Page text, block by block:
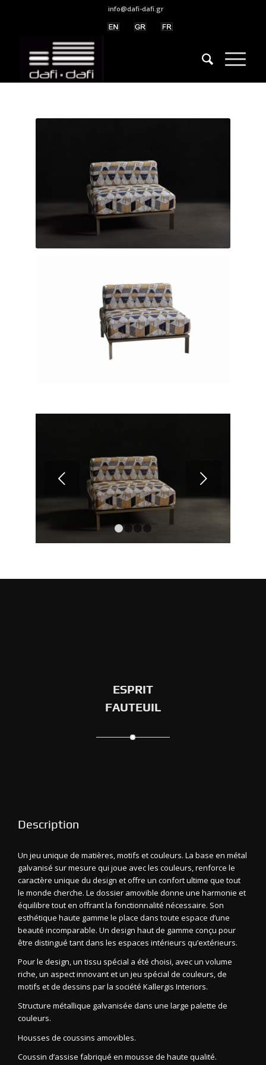
info@dafi-dafi.gr
Suivant
ESPRIT
FAUTEUIL
Description
Un jeu unique de matières, motifs et couleurs. La base en métal
galvanisé sur mesure qui joue avec les couleurs, renforce le
caractère unique du design et offre un confort ultime que tout
le monde cherche. Le dossier amovible donne une harmonie et
équilibre tout en offrant la fonctionnalité nécessaire. Son
esthétique haute gamme le place dans toute espace d’une
beauté incomparable. Un design haut de gamme conçu pour
être distingué tant dans les espaces intérieurs qu’extérieurs.
Pour le design, un tissu spécial a été choisi, avec un volume
riche, un aspect innovant et un jeu spécial de couleurs, de
motifs et de dessins par la société Kallergis Interiors.
Structure métallique galvanisée dans une large palette de
couleurs.
Housses de coussins amovibles.
Coussin d’assise fabriqué en mousse de haute qualité.